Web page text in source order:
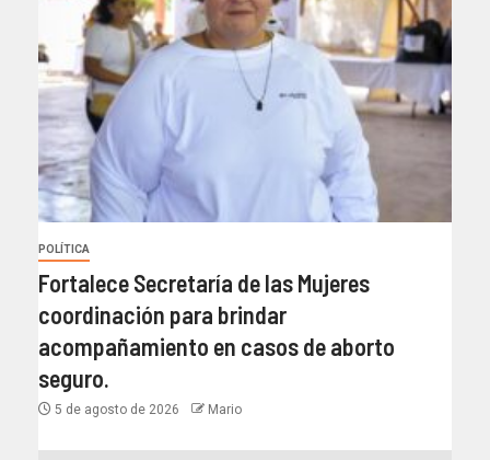
POLÍTICA
Fortalece Secretaría de las Mujeres
coordinación para brindar
acompañamiento en casos de aborto
seguro.
5 de agosto de 2026 Mario